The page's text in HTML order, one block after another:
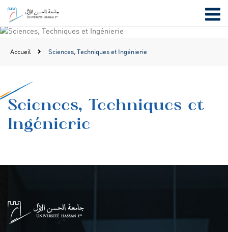
Accueil Sciences, Techniques et Ingénierie
Sciences, Techniques et
Ingénierie